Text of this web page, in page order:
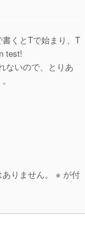
くとTで始まり、T
test!
ないので、とりあ
りません。 ※ が付